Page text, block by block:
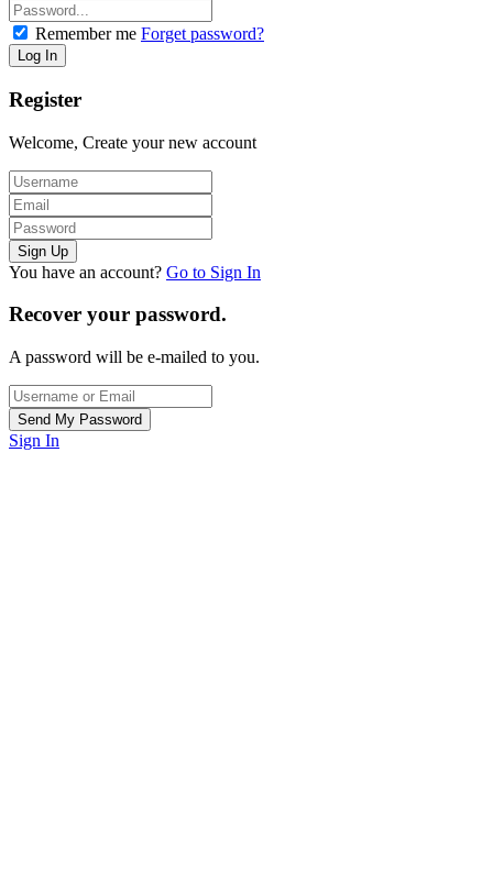
Remember me Forget password?
Register
Welcome, Create your new account
You have an account? Go to Sign In
Recover your password.
A password will be e-mailed to you.
Sign In